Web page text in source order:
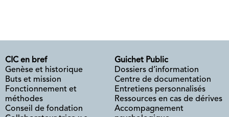
CIC en bref
Genèse et historique
Buts et mission
Fonctionnement et
méthodes
Conseil de fondation
Guichet Public
Dossiers d’information
Centre de documentation
Entretiens personnalisés
Ressources en cas de dérives
Accompagnement